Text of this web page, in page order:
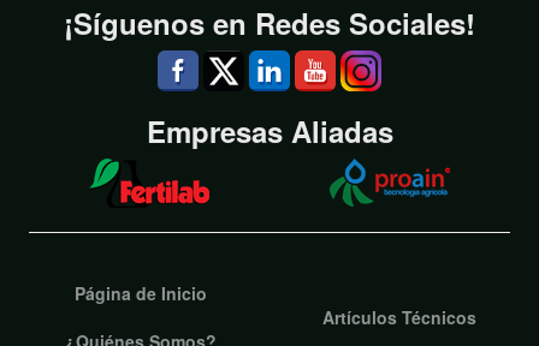
¡Síguenos en Redes Sociales!
Empresas Aliadas
Página de Inicio
¿Quiénes Somos?
Artículos Técnicos